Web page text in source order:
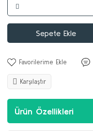
Sepete Ekle
Karşılaştır
Ürün Özellikleri